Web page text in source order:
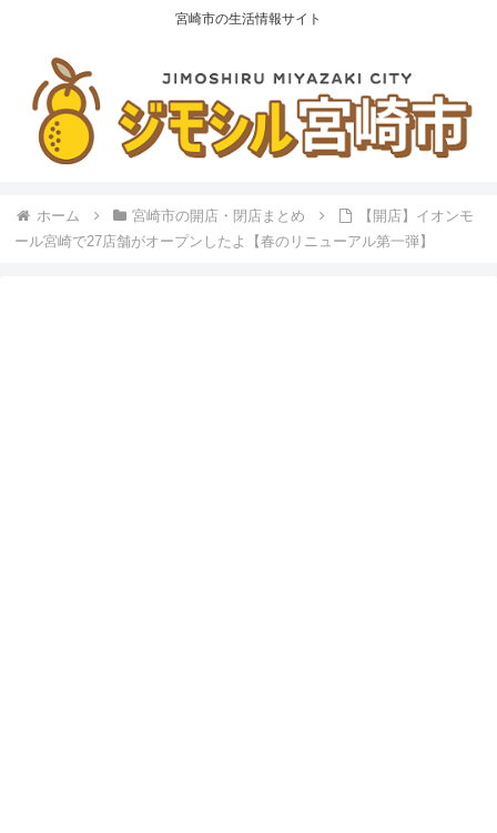
宮崎市の生活情報サイト
ホーム 宮崎市の開店・閉店まとめ
【開店】イオンモ
ール宮崎で27店舗がオープンしたよ【春のリニューアル第一弾】